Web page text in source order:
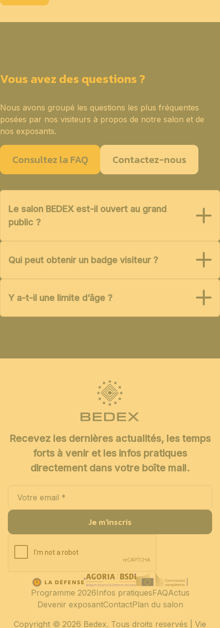
Vous avez des questions ?
Nous avons groupé les questions les plus fréquentes
posées par nos visiteurs à propos de notre salon et de
nos exposants.
Consultez la FAQ Contactez-nous
Le salon BEDEX est-il ouvert au grand
public ?
Qui peut obtenir un badge visiteur ?
Y a-t-il une limite d’âge ?
Recevez les dernières actualités, les temps
forts à venir et les infos pratiques
directement dans votre boîte mail.
Je m'inscris
Copyright © 2026 Bedex. Tous droits reservés | Vie
Programme 2026Infos pratiquesFAQActus
Devenir exposantContactPlan du salon